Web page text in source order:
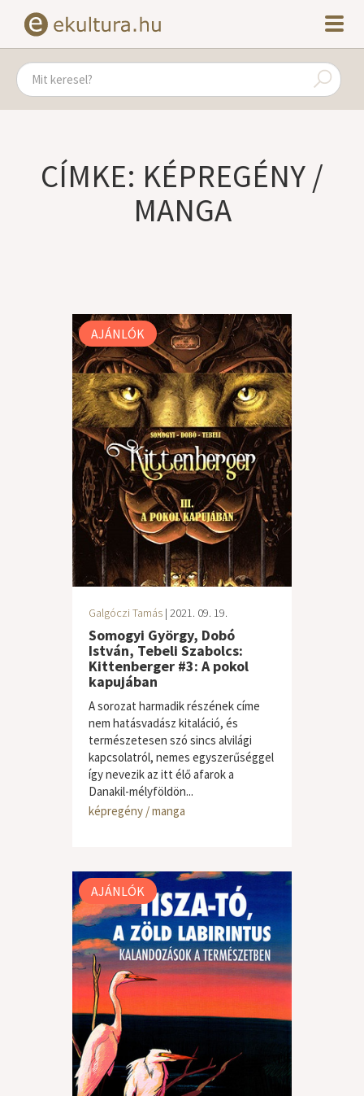
CÍMKE: KÉPREGÉNY /
MANGA
AJÁNLÓK
Galgóczi Tamás | 2021. 09. 19.
Somogyi György, Dobó
István, Tebeli Szabolcs:
Kittenberger #3: A pokol
kapujában
A sorozat harmadik részének címe
nem hatásvadász kitaláció, és
természetesen szó sincs alvilági
kapcsolatról, nemes egyszerűséggel
így nevezik az itt élő afarok a
Danakil-mélyföldön...
képregény / manga
AJÁNLÓK